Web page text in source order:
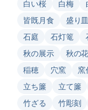
白い桜
白梅
皆既月食
盛り皿
石庭
石灯篭
秋の展示
秋の花
稲穂
穴窯 窯
立ち簾
立て簾
竹ざる
竹彫刻